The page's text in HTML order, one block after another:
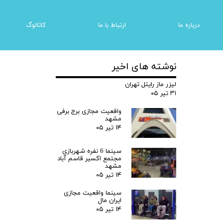
شبیه ساز های واقعیت مجازی | سیمولاتور
درباره ما ارتباط با ما کاتالوگ
نوشته های اخیر
لیزر ماز رایتل تهران
۳۱ تیر ۰۵
واقعیت مجازی برج برفی
مشهد
۱۴ تیر ۰۵
سینما 6 نفره شهربازی
مجتمع اکسیر قاسم آباد
مشهد
۱۴ تیر ۰۵
سینما واقعیت مجازی
ایران مال
۱۴ تیر ۰۵